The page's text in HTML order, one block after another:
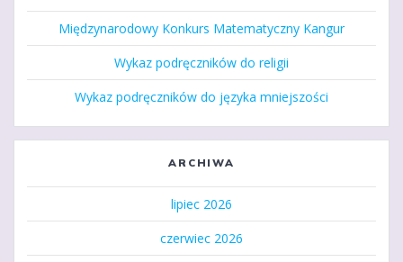
Międzynarodowy Konkurs Matematyczny Kangur
Wykaz podręczników do religii
Wykaz podręczników do języka mniejszości
ARCHIWA
lipiec 2026
czerwiec 2026